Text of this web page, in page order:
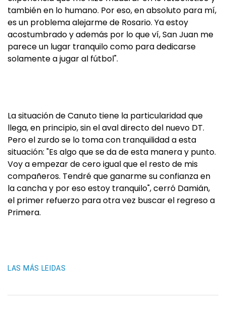
también en lo humano. Por eso, en absoluto para mí,
es un problema alejarme de Rosario. Ya estoy
acostumbrado y además por lo que ví, San Juan me
parece un lugar tranquilo como para dedicarse
solamente a jugar al fútbol".
La situación de Canuto tiene la particularidad que
llega, en principio, sin el aval directo del nuevo DT.
Pero el zurdo se lo toma con tranquilidad a esta
situación: "Es algo que se da de esta manera y punto.
Voy a empezar de cero igual que el resto de mis
compañeros. Tendré que ganarme su confianza en
la cancha y por eso estoy tranquilo", cerró Damián,
el primer refuerzo para otra vez buscar el regreso a
Primera.
LAS MÁS LEIDAS